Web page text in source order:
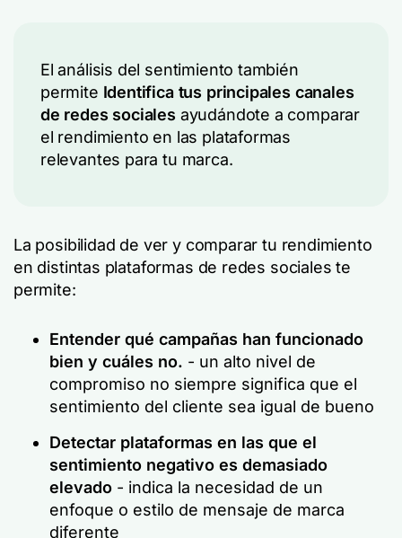
El análisis del sentimiento también
permite Identifica tus principales canales
de redes sociales ayudándote a comparar
el rendimiento en las plataformas
relevantes para tu marca.
La posibilidad de ver y comparar tu rendimiento
en distintas plataformas de redes sociales te
permite:
Entender qué campañas han funcionado
bien y cuáles no. - un alto nivel de
compromiso no siempre significa que el
sentimiento del cliente sea igual de bueno
Detectar plataformas en las que el
sentimiento negativo es demasiado
elevado - indica la necesidad de un
enfoque o estilo de mensaje de marca
diferente